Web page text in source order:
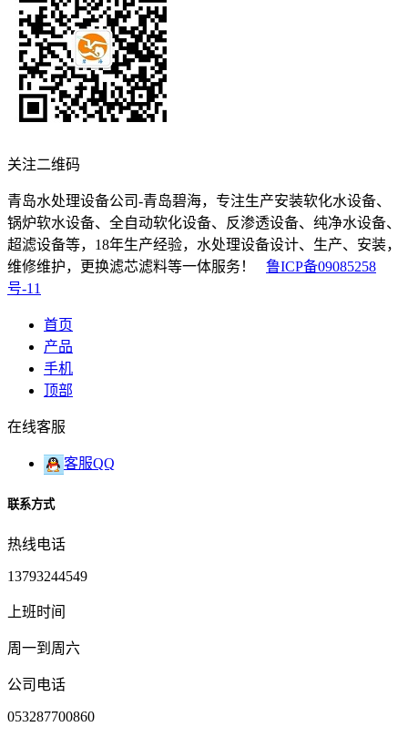
关注二维码
青岛水处理设备公司-青岛碧海，专注生产安装软化水设备、
锅炉软水设备、全自动软化设备、反渗透设备、纯净水设备、
超滤设备等，18年生产经验，水处理设备设计、生产、安装，
维修维护，更换滤芯滤料等一体服务！ 鲁ICP备09085258
号-11
首页
产品
手机
顶部
在线客服
客服QQ
联系方式
热线电话
13793244549
上班时间
周一到周六
公司电话
053287700860